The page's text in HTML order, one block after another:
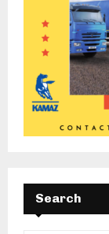
Search